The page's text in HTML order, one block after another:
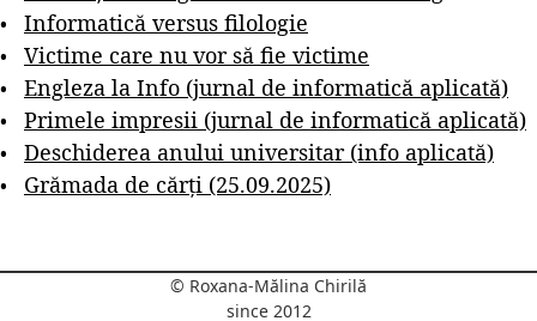
Informatică versus filologie
Victime care nu vor să fie victime
Engleza la Info (jurnal de informatică aplicată)
Primele impresii (jurnal de informatică aplicată)
Deschiderea anului universitar (info aplicată)
Grămada de cărți (25.09.2025)
© Roxana-Mălina Chirilă
since 2012